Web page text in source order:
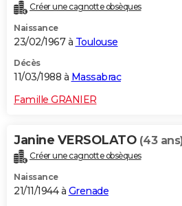
Créer une cagnotte obsèques
Naissance
23/02/1967 à Toulouse
Décès
11/03/1988 à Massabrac
Famille GRANIER
Janine VERSOLATO (43
Créer une cagnotte obsèques
Naissance
21/11/1944 à Grenade